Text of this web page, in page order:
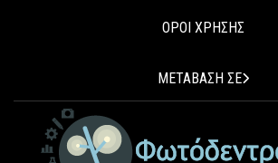
ΟΡΟΙ ΧΡΗΣΗΣ
ΜΕΤΑΒΑΣΗ ΣΕ